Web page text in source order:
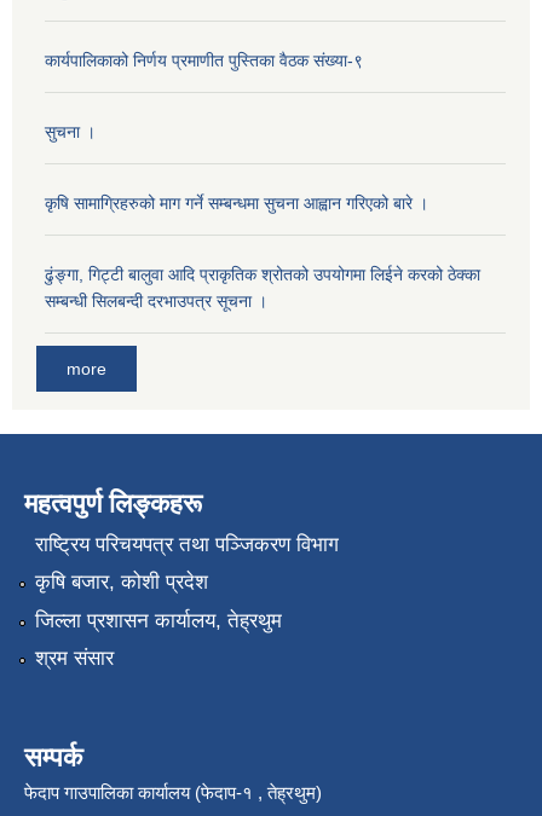
कार्यपालिकाको निर्णय प्रमाणीत पुस्तिका वैठक संख्या-९
सुचना ।
कृषि सामाग्रिहरुको माग गर्ने सम्बन्धमा सुचना आह्वान गरिएको बारे ।
ढुंङ्गा, गिट्टी बालुवा आदि प्राकृतिक श्रोतको उपयोगमा लिईने करको ठेक्का
सम्बन्धी सिलबन्दी दरभाउपत्र सूचना ।
more
महत्वपुर्ण लिङ्कहरू
राष्‍ट्रिय परिचयपत्र तथा पञ्जिकरण विभाग
कृषि बजार, कोशी प्रदेश
जिल्ला प्रशासन कार्यालय, तेह्रथुम
श्रम संसार
सम्पर्क
फेदाप गाउपालिका कार्यालय (फेदाप-१ , तेह्रथुम)